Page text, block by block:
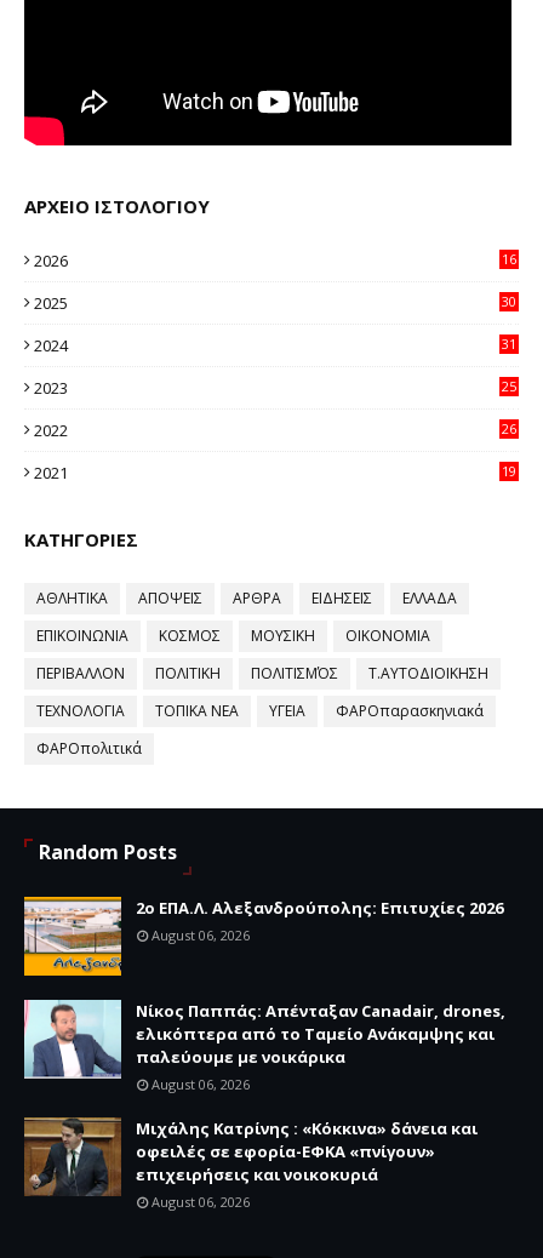
ΑΡΧΕΙΟ ΙΣΤΟΛΟΓΙΟΥ
2026
16
2025
30
2024
31
2023
25
2022
26
2021
19
ΚΑΤΗΓΟΡΙΕΣ
ΑΘΛΗΤΙΚΑ ΑΠΟΨΕΙΣ ΑΡΘΡΑ ΕΙΔΗΣΕΙΣ
ΕΛΛΑΔΑ
ΕΠΙΚΟΙΝΩΝΙΑ
ΚΟΣΜΟΣ ΜΟΥΣΙΚΗ
ΟΙΚΟΝΟΜΙΑ
ΠΕΡΙΒΑΛΛΟΝ
ΠΟΛΙΤΙΚΗ ΠΟΛΙΤΙΣΜΌΣ
Τ.ΑΥΤΟΔΙΟΙΚΗΣΗ
ΤΕΧΝΟΛΟΓΙΑ
ΤΟΠΙΚΑ ΝΕΑ ΥΓΕΙΑ
ΦΑΡΟπαρασκηνιακά
ΦΑΡΟπολιτικά
Random Posts
2ο ΕΠΑ.Λ. Αλεξανδρούπολης: Επιτυχίες 2026
August 06, 2026
Νίκος Παππάς: Απένταξαν Canadair, drones,
ελικόπτερα από το Ταμείο Ανάκαμψης και
παλεύουμε με νοικάρικα
August 06, 2026
Μιχάλης Κατρίνης : «Κόκκινα» δάνεια και
οφειλές σε εφορία-ΕΦΚΑ «πνίγουν»
επιχειρήσεις και νοικοκυριά
August 06, 2026